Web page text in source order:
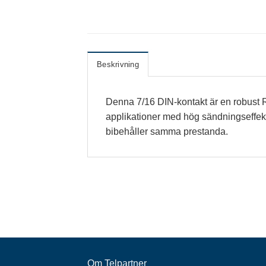
Beskrivning
Denna 7/16 DIN-kontakt är en robust
applikationer med hög
bibehåller samma prestanda.
Om Telpartner